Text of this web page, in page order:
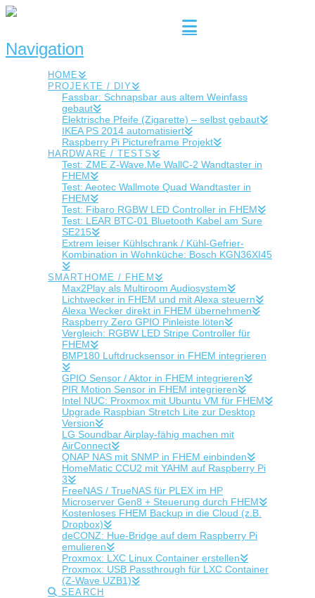
Navigation
HOME
PROJEKTE / DIY
Fassbar: Schnapsbar aus altem Weinfass
gebaut
Elektrische Pfeife (Zigarette) – selbst gebaut
IKEA PS 2014 automatisiert
Raspberry Pi Pictureframe Projekt
HARDWARE / TESTS
Test: ZME Z-Wave.Me WallC-2 Wandtaster in
FHEM
Test: Aeotec Wallmote Quad Wandtaster in
FHEM
Test: Fibaro RGBW LED Controller in FHEM
Test: LEAR BTC-01 Bluetooth Kabel am Sure
SE215
Extrem leiser Kühlschrank / Kühl-Gefrier-
Kombination in Wohnküche: Bosch KGN36XI45
SMARTHOME / FHEM
Max2Play als Multiroom Audiosystem
Lichtwecker in FHEM und mit Alexa steuern
Alexa Wecker direkt in FHEM übernehmen
Raspberry Zero GPIO Pinleiste löten
Vergleich: RGBW LED Stripe Controller für
FHEM
BMP180 Luftdrucksensor in FHEM integrieren
GPIO Sensor / Aktor in FHEM integrieren
PIR Motion Sensor in FHEM integrieren
Intel NUC: Proxmox mit Ubuntu VM für FHEM
Upgrade Raspbian Stretch Lite zur Desktop
Version
LG Soundbar Airplay-fähig machen mit
AirConnect
QNAP NAS mit SNMP in FHEM einbinden
HomeMatic CCU2 mit YAHM auf Raspberry Pi
3
FreeNAS / TrueNAS für PLEX im HP
Microserver Gen8 + Steuerung durch FHEM
Kostenloses FHEM Backup in die Cloud (z.B.
Dropbox)
deCONZ: Hue-Bridge auf dem Raspberry Pi
emulieren
Proxmox: LXC Linux Container erstellen
Proxmox: USB Passthrough für LXC Container
(Z-Wave UZB1)
SEARCH